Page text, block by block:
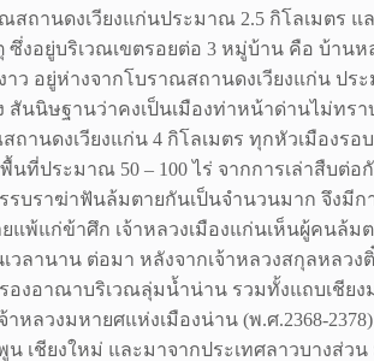
านดงเวียงแก่นประมาณ 2.5 กิโลเมตร แ
ตุ ซึ่งอยู่บริเวณเขตรอยต่อ 3 หมู่บ้าน คือ บ้
ว อยู่ห่างจากโบราณสถานดงเวียงแก่น ป
สันนิษฐานว่าคงเป็นเมืองท่าหน้าด่านไม่ท
ถานดงเวียงแก่น 4 กิโลเมตร ทุกหัวเมือ
ประมาณ 50 – 100 ไร่ จากการเล่าสืบต่อ
บราฆ่าฟันล้มตายกันเป็นจำนวนมาก จึงมี
ยแพ้แก่ข้าศึก เจ้าหลวงเมืองแก่นเห็นผู้คน
วลานาน ต่อมา หลังจากเจ้าหลวงสกุลหล
อาณาบริเวณลุ่มน้ำน่าน รวมทั้งแถบเชียงม่
วงมหายศแห่งเมืองน่าน (พ.ศ.2368-
เชียงใหม่ และมาจากประเทศลาวบางส่